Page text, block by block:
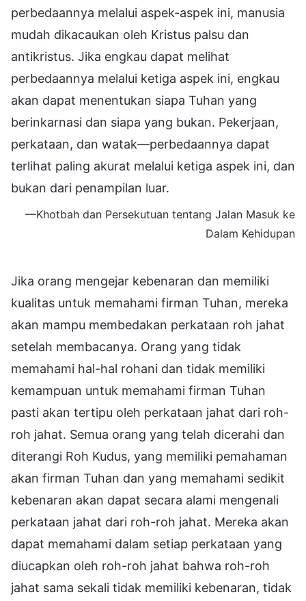
perbedaannya melalui aspek-aspek ini, manusia
mudah dikacaukan oleh Kristus palsu dan
antikristus. Jika engkau dapat melihat
perbedaannya melalui ketiga aspek ini, engkau
akan dapat menentukan siapa Tuhan yang
berinkarnasi dan siapa yang bukan. Pekerjaan,
perkataan, dan watak—perbedaannya dapat
terlihat paling akurat melalui ketiga aspek ini, dan
bukan dari penampilan luar.
—Khotbah dan Persekutuan tentang Jalan Masuk ke
Dalam Kehidupan
Jika orang mengejar kebenaran dan memiliki
kualitas untuk memahami firman Tuhan, mereka
akan mampu membedakan perkataan roh jahat
setelah membacanya. Orang yang tidak
memahami hal-hal rohani dan tidak memiliki
kemampuan untuk memahami firman Tuhan
pasti akan tertipu oleh perkataan jahat dari roh-
roh jahat. Semua orang yang telah dicerahi dan
diterangi Roh Kudus, yang memiliki pemahaman
akan firman Tuhan dan yang memahami sedikit
kebenaran akan dapat secara alami mengenali
perkataan jahat dari roh-roh jahat. Mereka akan
dapat memahami dalam setiap perkataan yang
diucapkan oleh roh-roh jahat bahwa roh-roh
jahat sama sekali tidak memiliki kebenaran, tidak